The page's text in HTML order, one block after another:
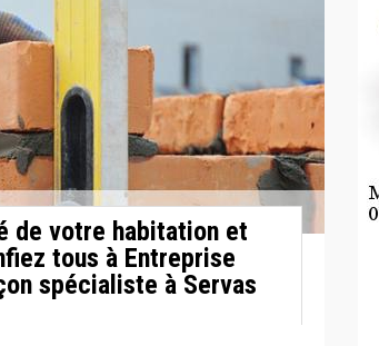
de votre habitation et
tous à Entreprise
spécialiste à Servas